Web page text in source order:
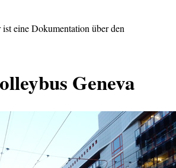
eine Dokumentation über den
Geneva